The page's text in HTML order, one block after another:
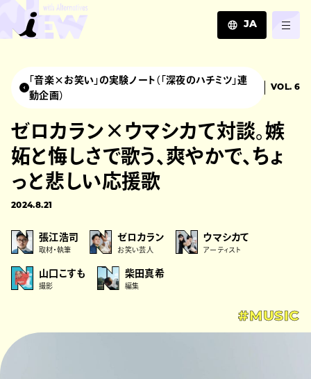
JA
EN
「音楽×お笑い」の実験ノート（「深夜のハチミツ」連
動企画）
VOL. 6
ゼロカラン×ウマシカて対談。嫉
妬と悔しさで歌う、爽やかで、ちょ
っと悲しい応援歌
2024.8.21
張江浩司
取材・執筆
ゼロカラン
お笑い芸人
ウマシカて
アーティスト
山口こすも
撮影
柴田真希
編集
#MUSIC